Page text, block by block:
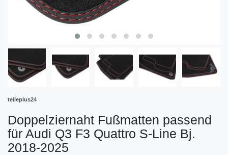
teileplus24
Doppelziernaht Fußmatten passend
für Audi Q3 F3 Quattro S-Line Bj.
2018-2025